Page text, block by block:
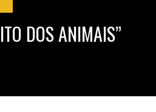
DOS ANIMAIS”